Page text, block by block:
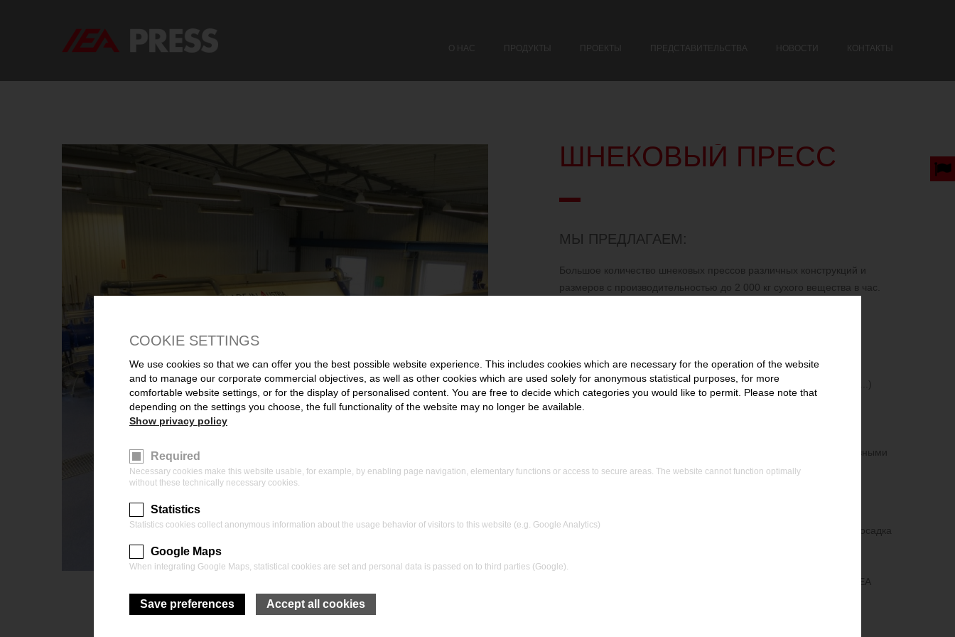
О НАС ПРОДУКТЫ ПРОЕКТЫ ПРЕДСТАВИТЕЛЬСТВА НОВОСТИ КОНТАКТЫ
ШНЕКОВЫЙ ПРЕСС
МЫ ПРЕДЛАГАЕМ:
Большое количество шнековых прессов различных конструкций и
размеров с производительностью до 2 000 кг сухого вещества в час.
для обезвоживания осадка с максимально возможной
производительностью (например, в коммунальных условиях, ...)
Машина типа "SP-P&F":
Для обезвоживания неорганического осадка с высокоабразивными
ингредиентами
Многолетний опыт производства техники для обезвоживания осадка
Уже более 2000 штук шнековых прессов на базе технологии IEA
COOKIE SETTINGS
We use cookies so that we can offer you the best possible website experience. This includes cookies which are necessary for the operation of the website
and to manage our corporate commercial objectives, as well as other cookies which are used solely for anonymous statistical purposes, for more
comfortable website settings, or for the display of personalised content. You are free to decide which categories you would like to permit. Please note that
depending on the settings you choose, the full functionality of the website may no longer be available.
Show privacy policy
Required
Necessary cookies make this website usable, for example, by enabling page navigation, elementary functions or access to secure areas. The website cannot function optimally
without these technically necessary cookies.
Statistics
Statistics cookies collect anonymous information about the usage behavior of visitors to this website (e.g. Google Analytics)
Google Maps
When integrating Google Maps, statistical cookies are set and personal data is passed on to third parties (Google).
Save preferences Accept all cookies